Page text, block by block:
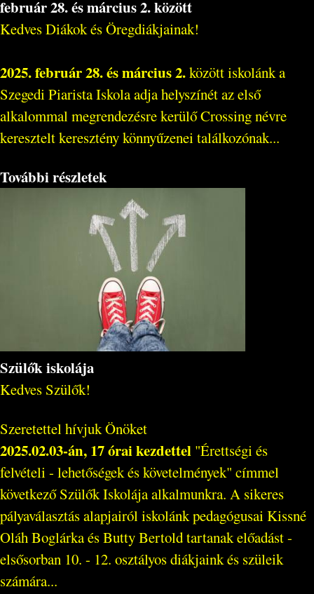
február 28. és március 2. között
Kedves Diákok és Öregdiákjainak!
2025. február 28. és március 2.között iskolánk a
Szegedi Piarista Iskola adja helyszínét az első
alkalommal megrendezésre kerülő Crossing névre
keresztelt keresztény könnyűzenei találkozónak...
További részletek
Szülők iskolája
Kedves Szülők!
Szeretettel hívjuk Önöket
2025.02.03-án, 17 órai kezdettel "Érettségi és
felvételi - lehetőségek és követelmények" címmel
következő Szülők Iskolája alkalmunkra. A sikeres
pályaválasztás alapjairól iskolánk pedagógusai Kissné
Oláh Boglárka és Butty Bertold tartanak előadást -
elsősorban 10. - 12. osztályos diákjaink és szüleik
számára...